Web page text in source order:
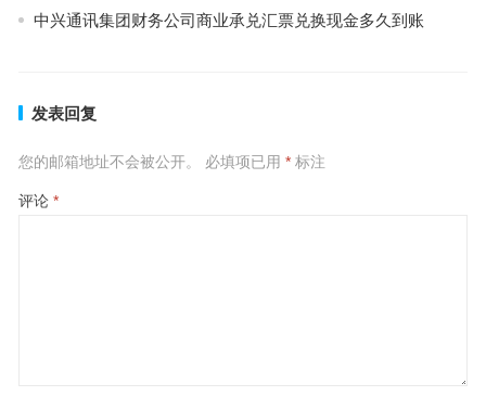
中兴通讯集团财务公司商业承兑汇票兑换现金多久到账
发表回复
您的邮箱地址不会被公开。 必填项已用 *标注
评论 *